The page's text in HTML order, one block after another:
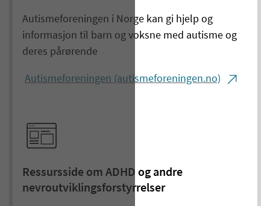
Autismeforeningen i Norge kan gi hjelp og
informasjon til barn og voksne med autisme og
deres pårørende
Autismeforeningen (autismeforeningen.no)
Ressursside om ADHD og andre
nevroutviklingsforstyrrelser